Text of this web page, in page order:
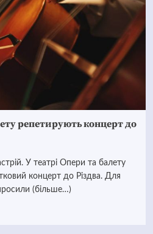
репетирують концерт до
У театрі Опери та балету
концерт до Різдва. Для
(більше…)